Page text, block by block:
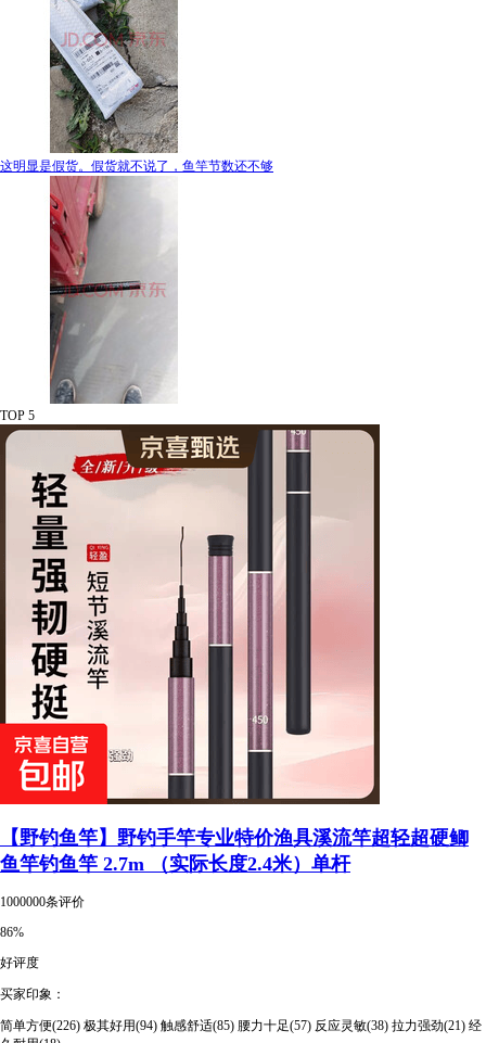
这明显是假货。假货就不说了，鱼竿节数还不够
TOP 5
【野钓鱼竿】野钓手竿专业特价渔具溪流竿超轻超硬鲫
鱼竿钓鱼竿 2.7m （实际长度2.4米）单杆
1000000条评价
86%
好评度
买家印象：
简单方便(226) 极其好用(94) 触感舒适(85) 腰力十足(57) 反应灵敏(38) 拉力强劲(21) 经